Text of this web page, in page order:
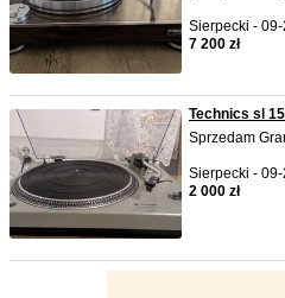
Sierpecki -
7 200 zł
Technics sl
Sprzedam
Sierpecki -
2 000 zł